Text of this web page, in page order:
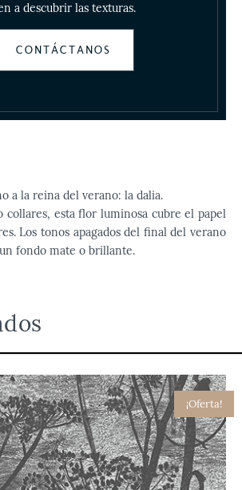
a descubrir las texturas.
CONTÁCTANOS
a la reina del verano: la dalia.
collares, esta flor luminosa cubre el papel
Los tonos apagados del final del verano
fondo mate o brillante.
¡Oferta!